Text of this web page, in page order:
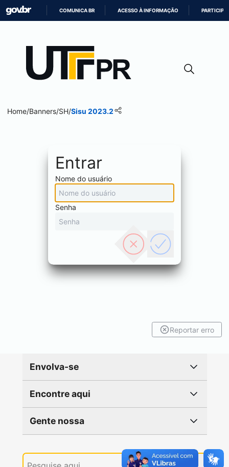
CONTEÚDO
COMUNICA BR ACESSO À INFORMAÇÃO PARTICIPE
Home/Banners/SH/Sisu 2023.2
Entrar
Nome do usuário
Senha
Reportar erro
Envolva-se
Encontre aqui
Gente nossa